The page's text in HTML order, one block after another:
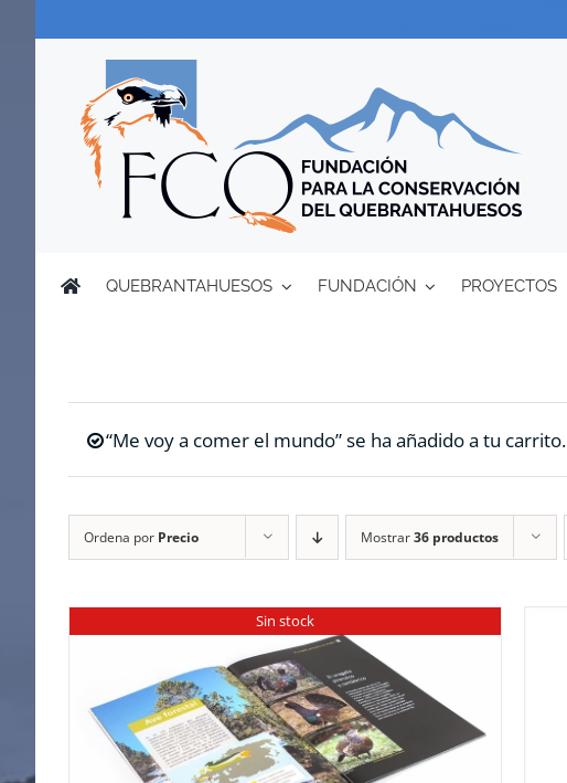
QUEBRANTAHUESOS FUNDACIÓN PROYECTOS
“Me voy a comer el mundo” se ha añadido a tu carrito.
Ordena por Precio Mostrar36 productos
Sin stock